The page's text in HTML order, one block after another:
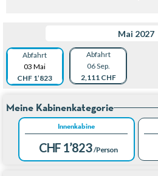
Mai 2027
Abfahrt
03 Mai
CHF 1’823
Abfahrt
06 Sep.
2,111 CHF
Meine Kabinenkategorie
Innenkabine
CHF 1’823 /Person